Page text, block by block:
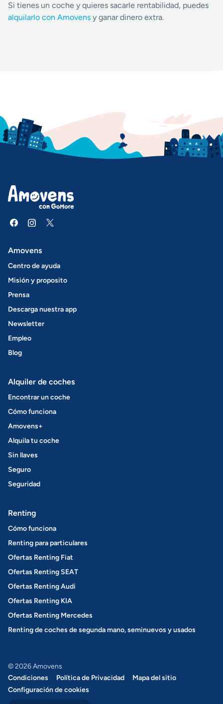
Si tienes un coche y quieres sacarle rentabilidad, puedes
alquilarlo con Amovens y ganar dinero extra.
Amovens
Centro de ayuda
Misión y proposito
Prensa
Descarga nuestra app
Newsletter
Empleo
Blog
Alquiler de coches
Encontrar un coche
Cómo funciona
Amovens+
Alquila tu coche
Sin llaves
Seguro
Seguridad
Renting
Cómo funciona
Renting para particulares
Ofertas Renting Fiat
Ofertas Renting SEAT
Ofertas Renting Audi
Ofertas Renting KIA
Ofertas Renting Mercedes
Renting de coches de segunda mano, seminuevos y usados
© 2026 Amovens
Condiciones
Política de Privacidad
Mapa del sitio
Configuración de cookies